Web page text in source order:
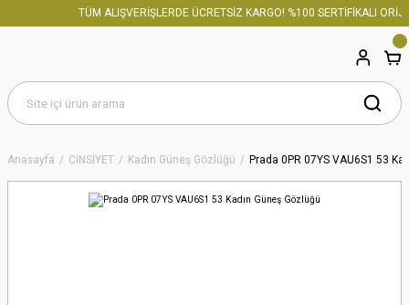
TÜM ALIŞVERİŞLERDE ÜCRETSİZ KARGO! %100 SERTİFİKALI
Anasayfa CİNSİYET Kadın Güneş Gözlüğü Prada 0PR 07YS VAU6S1 53